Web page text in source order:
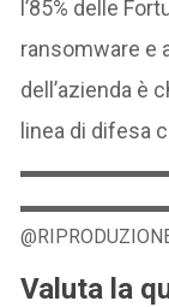
l’85% delle
ransomware e
dell’azienda è
linea di difesa
Valuta la